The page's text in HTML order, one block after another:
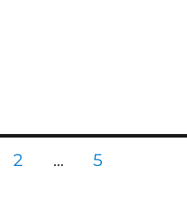
頁
2 ...
頁
5